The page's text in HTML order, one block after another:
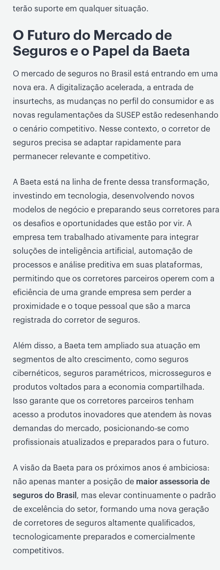
terão suporte em qualquer situação.
O Futuro do Mercado de
Seguros e o Papel da Baeta
O mercado de seguros no Brasil está entrando em uma
nova era. A digitalização acelerada, a entrada de
insurtechs, as mudanças no perfil do consumidor e as
novas regulamentações da SUSEP estão redesenhando
o cenário competitivo. Nesse contexto, o corretor de
seguros precisa se adaptar rapidamente para
permanecer relevante e competitivo.
A Baeta está na linha de frente dessa transformação,
investindo em tecnologia, desenvolvendo novos
modelos de negócio e preparando seus corretores para
os desafios e oportunidades que estão por vir. A
empresa tem trabalhado ativamente para integrar
soluções de inteligência artificial, automação de
processos e análise preditiva em suas plataformas,
permitindo que os corretores parceiros operem com a
eficiência de uma grande empresa sem perder a
proximidade e o toque pessoal que são a marca
registrada do corretor de seguros.
Além disso, a Baeta tem ampliado sua atuação em
segmentos de alto crescimento, como seguros
cibernéticos, seguros paramétricos, microsseguros e
produtos voltados para a economia compartilhada.
Isso garante que os corretores parceiros tenham
acesso a produtos inovadores que atendem às novas
demandas do mercado, posicionando-se como
profissionais atualizados e preparados para o futuro.
A visão da Baeta para os próximos anos é ambiciosa:
não apenas manter a posição de maior assessoria de
seguros do Brasil , mas elevar continuamente o padrão
de excelência do setor, formando uma nova geração
de corretores de seguros altamente qualificados,
tecnologicamente preparados e comercialmente
competitivos.